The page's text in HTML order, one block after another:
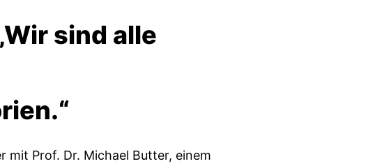
sind alle
mit Prof. Dr. Michael Butter, einem